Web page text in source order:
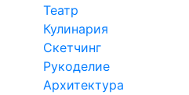
Театр
Кулинария
Скетчинг
Рукоделие
Архитектура